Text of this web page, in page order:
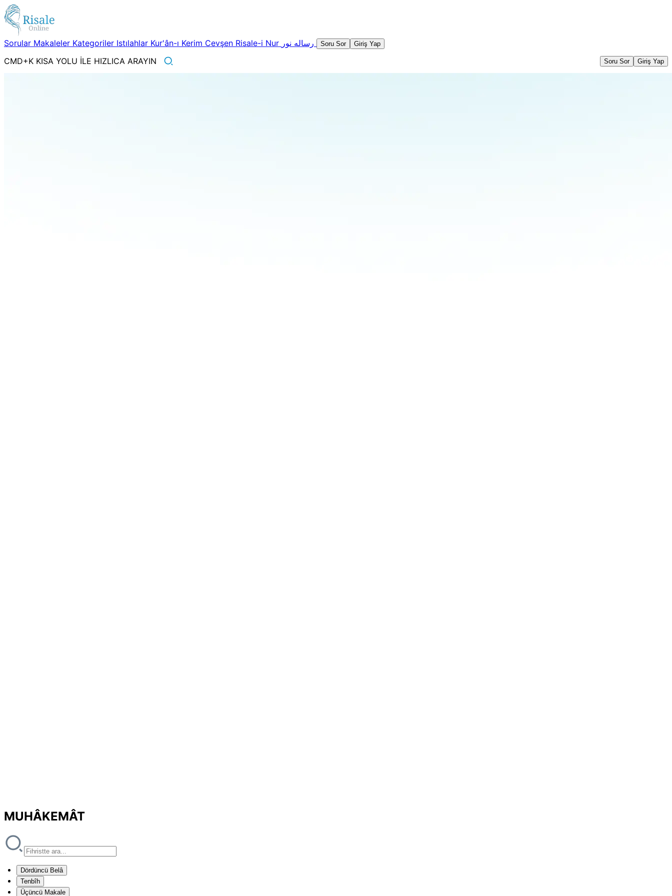
Sorular Makaleler Kategoriler Istılahlar Kur'ân-ı Kerim Cevşen Risale-i Nur Soru Sor Giriş Yap
CMD+K KISA YOLU İLE HIZLICA ARAYIN Soru Sor Giriş Yap
MUHÂKEMÂT
Dördüncü Belâ
Tenbîh
Üçüncü Makale